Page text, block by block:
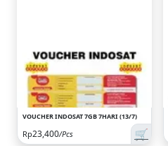
VOUCHER INDOSAT 7GB 7HARI (13/7)
Rp23,400/Pcs 🛒